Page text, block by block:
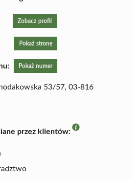
Zobacz profil
Pokaż stronę
Pokaż numer
53/57, 03-816
przez klientów: